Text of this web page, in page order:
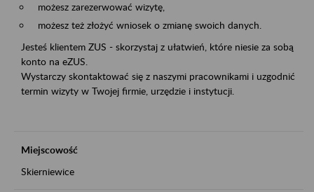
możesz zarezerwować wizytę,
możesz też złożyć wniosek o zmianę swoich danych.
Jesteś klientem ZUS - skorzystaj z ułatwień, które niesie za sobą
konto na eZUS.
Wystarczy skontaktować się z naszymi pracownikami i uzgodnić
termin wizyty w Twojej firmie, urzędzie i instytucji.
Miejscowość
Skierniewice